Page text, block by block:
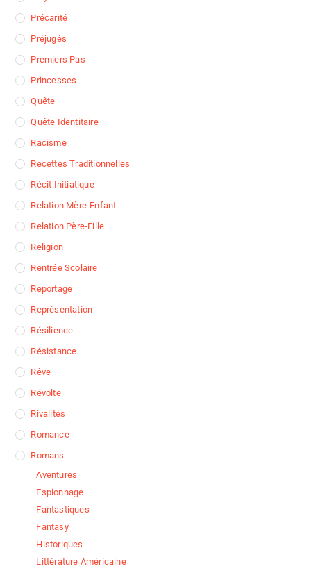
Précarité
Préjugés
Premiers Pas
Princesses
Quête
Quête Identitaire
Racisme
Recettes Traditionnelles
Récit Initiatique
Relation Mère-Enfant
Relation Père-Fille
Religion
Rentrée Scolaire
Reportage
Représentation
Résilience
Résistance
Rêve
Révolte
Rivalités
Romance
Romans
Aventures
Espionnage
Fantastiques
Fantasy
Historiques
Littérature Américaine